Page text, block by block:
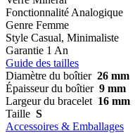
Fonctionnalité Analogique
Genre Femme
Style Casual, Minimaliste
Garantie 1 An
Guide des tailles
Diamètre du boîtier 26 mm
Épaisseur du boîtier 9 mm
Largeur du bracelet 16 mm
Taille S
Accessoires & Emballages